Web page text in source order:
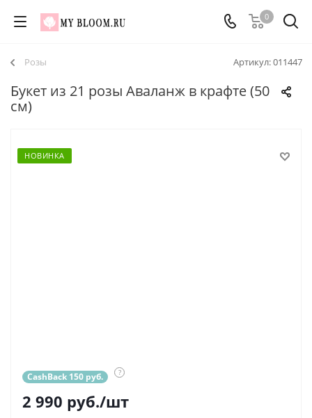
0
Артикул:011447
Розы
Букет из 21 розы Аваланж в крафте (50
см)
НОВИНКА
CashBack 150 руб. ?
2 990 руб./шт